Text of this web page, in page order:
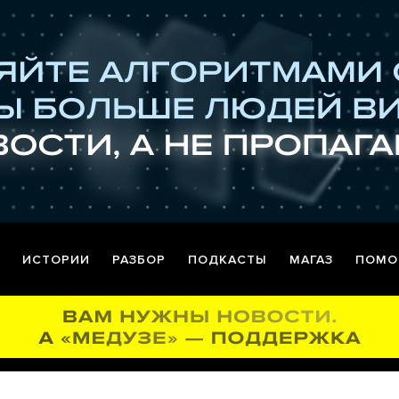
ИСТОРИИ РАЗБОР ПОДКАСТЫ МАГАЗ